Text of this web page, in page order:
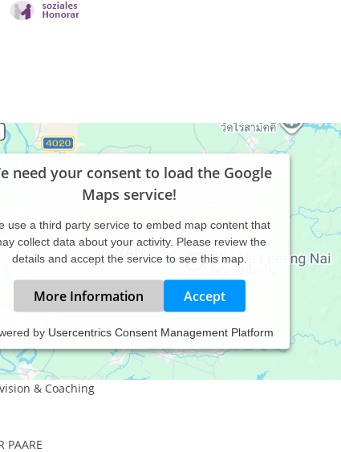
need your consent to load the Google
Maps service!
use a third party service to embed map content that
collect data about your activity. Please review the
details and accept the service to see this map.
More Information Accept
by Usercentrics Consent Management Platform
Berlin und Potsdam: körperorientierte Psychotherapie
& Coaching
PAARE